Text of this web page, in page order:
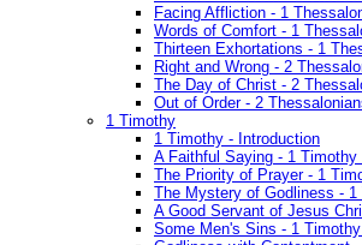
Facing Affliction - 1
Words of Comfort - 1
Thirteen Exhortations - 1
Right and Wrong - 2
The Day of Christ - 2
Out of Order - 2
1 Timothy
1 Timothy - Introduction
A Faithful Saying - 1 Timothy
The Priority of Prayer - 1
The Mystery of Godliness - 1
A Good Servant of Jesus
Some Men's Sins - 1